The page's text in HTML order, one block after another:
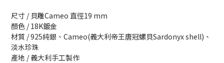
尺寸 / 貝雕Cameo 直徑19 mm
顏色 / 18K鍍金
材質 / 925純銀、Cameo(義大利帝王唐冠螺貝Sardonyx shell)、
淡水珍珠
產地 / 義大利手工製作